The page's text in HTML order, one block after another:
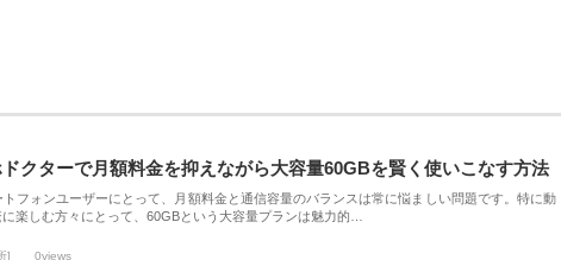
クターで月額料金を抑えながら大容量60GBを賢く使いこなす方法
フォンユーザーにとって、月額料金と通信容量のバランスは常に悩ましい問題です。特に動
楽しむ方々にとって、60GBという大容量プランは魅力的…
] 0views